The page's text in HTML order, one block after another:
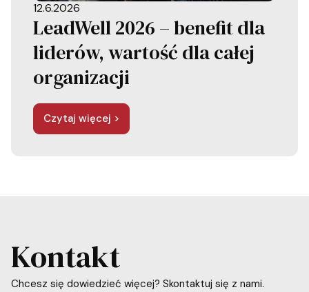
12.6.2026
LeadWell 2026 – benefit dla
liderów, wartość dla całej
organizacji
Czytaj więcej >
Kontakt
Chcesz się dowiedzieć więcej? Skontaktuj się z nami.